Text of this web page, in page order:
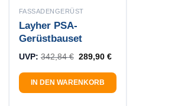
FASSADENGERÜST
Layher PSA-
Gerüstbauset
UVP: 342,84€ Ursprünglicher Preis war:
289,90 €Aktueller Preis
IN DEN WARENKORB